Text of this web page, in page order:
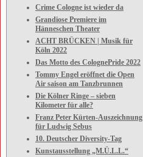
Crime Cologne ist wieder da
Grandiose Premiere im
Hänneschen Theater
ACHT BRÜCKEN | Musik für
Köln 2022
Das Motto des ColognePride 2022
Tommy Engel eröffnet die Open
Air saison am Tanzbrunnen
Die Kölner Ringe – sieben
Kilometer für alle?
Franz Peter Kürten-Auszeichnung
für Ludwig Sebus
10. Deutscher Diversity-Tag
Kunstausstellung „M.Ü.L.L.“